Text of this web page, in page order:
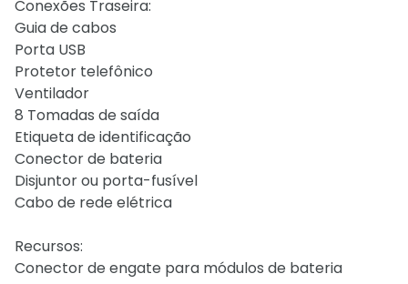
Conexões Traseira:
Guia de cabos
Porta USB
Protetor telefônico
Ventilador
8 Tomadas de saída
Etiqueta de identificação
Conector de bateria
Disjuntor ou porta-fusível
Cabo de rede elétrica
Recursos:
Conector de engate para módulos de bateria